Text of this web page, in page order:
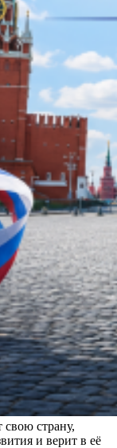
свою страну,
и верит в её